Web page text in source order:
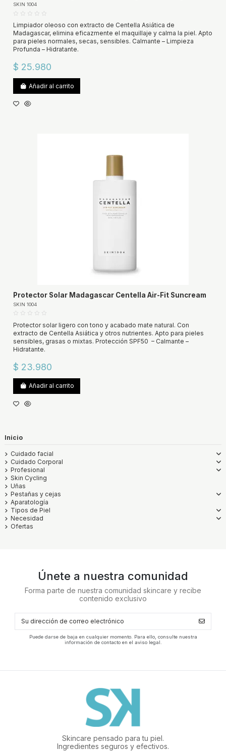
SKIN 1004
Limpiador oleoso con extracto de Centella Asiática de
Madagascar, elimina eficazmente el maquillaje y calma la piel. Apto
para pieles normales, secas, sensibles. Calmante – Limpieza
Profunda – Hidratante.
$ 25.980
Añadir al carrito
Protector Solar Madagascar Centella Air-Fit Suncream
SKIN 1004
Protector solar ligero con tono y acabado mate natural. Con
extracto de Centella Asiática y otros nutrientes. Apto para pieles
sensibles, grasas o mixtas. Protección SPF50 – Calmante –
Hidratante.
$ 23.980
Añadir al carrito
Inicio
Cuidado facial
Cuidado Corporal
Profesional
Skin Cycling
Uñas
Pestañas y cejas
Aparatología
Tipos de Piel
Necesidad
Ofertas
Únete a nuestra comunidad
Forma parte de nuestra comunidad skincare y recibe
contenido exclusivo
Puede darse de baja en cualquier momento. Para ello, consulte nuestra
información de contacto en el aviso legal.
Skincare pensado para tu piel.
Ingredientes seguros y efectivos.